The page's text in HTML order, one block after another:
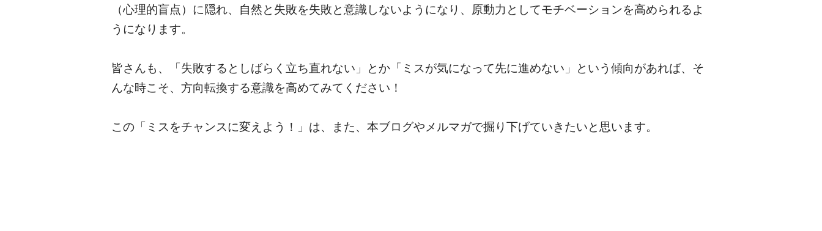
（心理的盲点）に隠れ、自然と失敗を失敗と意識しないようになり、原動力としてモチベーションを高められるよ
うになります。
皆さんも、「失敗するとしばらく立ち直れない」とか「ミスが気になって先に進めない」という傾向があれば、そ
んな時こそ、方向転換する意識を高めてみてください！
この「ミスをチャンスに変えよう！」は、また、本ブログやメルマガで掘り下げていきたいと思います。